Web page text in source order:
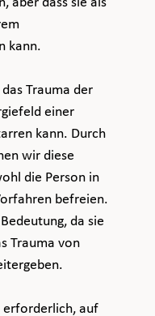
aber dass sie als
kann.
Trauma der
einer
kann. Durch
wir diese
die Person in
befreien.
da sie
Trauma von
erforderlich, auf